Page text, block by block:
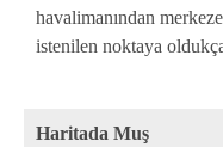
havalimanından
istenilen noktaya
Haritada Muş